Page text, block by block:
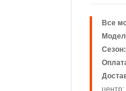
Все
Сезон:
центр: